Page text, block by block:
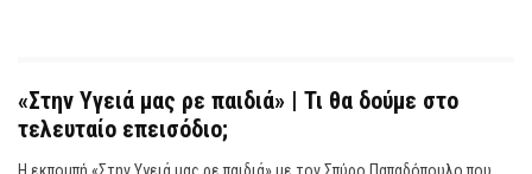
«Στην Υγειά μας ρε παιδιά» | Τι θα δούμε στο
τελευταίο επεισόδιο;